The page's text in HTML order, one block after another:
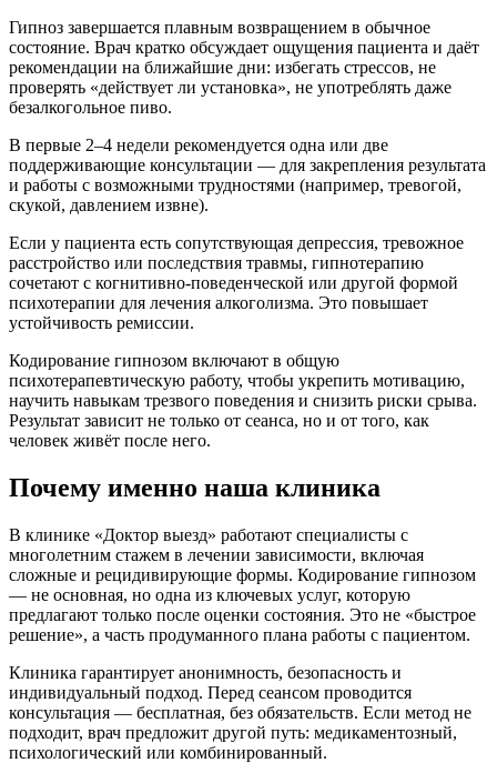
Гипноз завершается плавным возвращением в обычное
состояние. Врач кратко обсуждает ощущения пациента и даёт
рекомендации на ближайшие дни: избегать стрессов, не
проверять «действует ли установка», не употреблять даже
безалкогольное пиво.
В первые 2–4 недели рекомендуется одна или две
поддерживающие консультации — для закрепления результата
и работы с возможными трудностями (например, тревогой,
скукой, давлением извне).
Если у пациента есть сопутствующая депрессия, тревожное
расстройство или последствия травмы, гипнотерапию
сочетают с когнитивно-поведенческой или другой формой
психотерапии для лечения алкоголизма. Это повышает
устойчивость ремиссии.
Кодирование гипнозом включают в общую
психотерапевтическую работу, чтобы укрепить мотивацию,
научить навыкам трезвого поведения и снизить риски срыва.
Результат зависит не только от сеанса, но и от того, как
человек живёт после него.
Почему именно наша клиника
В клинике «Доктор выезд» работают специалисты с
многолетним стажем в лечении зависимости, включая
сложные и рецидивирующие формы. Кодирование гипнозом
— не основная, но одна из ключевых услуг, которую
предлагают только после оценки состояния. Это не «быстрое
решение», а часть продуманного плана работы с пациентом.
Клиника гарантирует анонимность, безопасность и
индивидуальный подход. Перед сеансом проводится
консультация — бесплатная, без обязательств. Если метод не
подходит, врач предложит другой путь: медикаментозный,
психологический или комбинированный.